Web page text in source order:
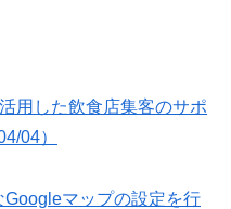
用した飲食店集客のサポ
04）
マップの設定を行